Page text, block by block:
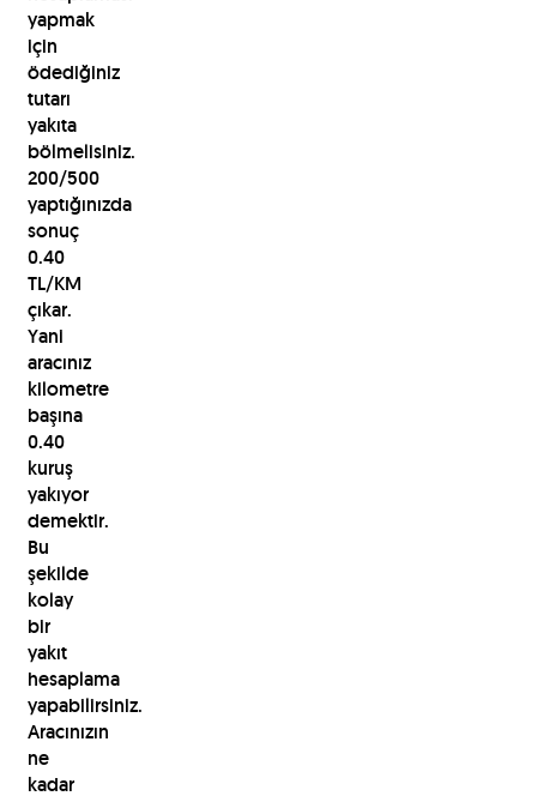
yapmak
için
ödediğiniz
tutarı
yakıta
bölmelisiniz.
200/500
yaptığınızda
sonuç
0.40
TL/KM
çıkar.
Yani
aracınız
kilometre
başına
0.40
kuruş
yakıyor
demektir.
Bu
şekilde
kolay
bir
yakıt
hesaplama
yapabilirsiniz.
Aracınızın
ne
kadar